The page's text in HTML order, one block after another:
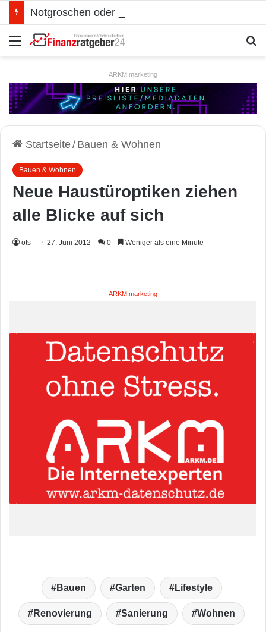
Menü
ARKM.marketing
Startseite/ Bauen & Wohnen
Bauen & Wohnen
Neue Haustüroptiken ziehen
alle Blicke auf sich
ots 27. Juni 2012 0 Weniger als eine Minute
ARKM.marketing
Bauen Garten Lifestyle
Renovierung Sanierung Wohnen